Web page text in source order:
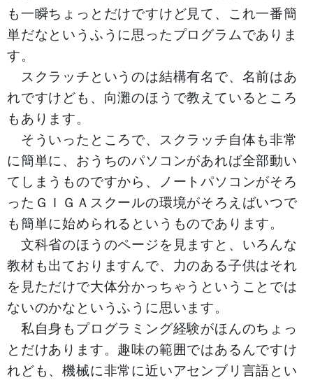
も一瞬ちょっとだけですけど見て、これ一番簡
単だなというふうに思ったプログラムでありま
す。
スクラッチというのは結構有名で、名前はあ
れですけども、向灘のほうで教えているところ
もあります。
そういったところで、スクラッチ自体も非常
に簡単に、おうちのパソコンがあれば全部動い
てしまうものですから、ノートパソコンがそろ
ったＧＩＧＡスクールの環境がそろえばいつで
も簡単に始められるというものであります。
文科省のほうのページを見ますと、いろんな
教材も出ておりますんで、力のある子供はそれ
を見ただけで大体分かっちゃうということでは
ないのかなというふうに思います。
私自身もプログラミング経験がほんのちょっ
とだけあります。趣味の範囲ではあるんですけ
れども、機械に非常に近いアセンブリ言語とい